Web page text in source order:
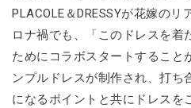
PLACOLE＆DRESSYが花嫁の
ロナ禍でも、「このドレスを着
ためにコラボスタートすること
ンプルドレスが制作され、打ち
になるポイントと共にドレスを